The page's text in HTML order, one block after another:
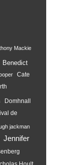
Mackie
Benedict
Cate
Domhnall
de
jackman
Jennifer